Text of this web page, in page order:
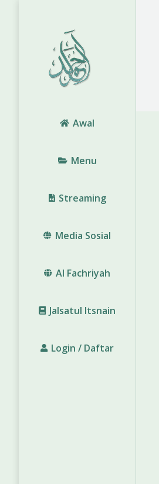
Awal
Menu
Streaming
Media Sosial
Al Fachriyah
Jalsatul Itsnain
Login / Daftar